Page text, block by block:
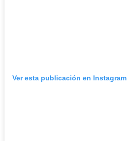
Ver esta publicación en Instagram